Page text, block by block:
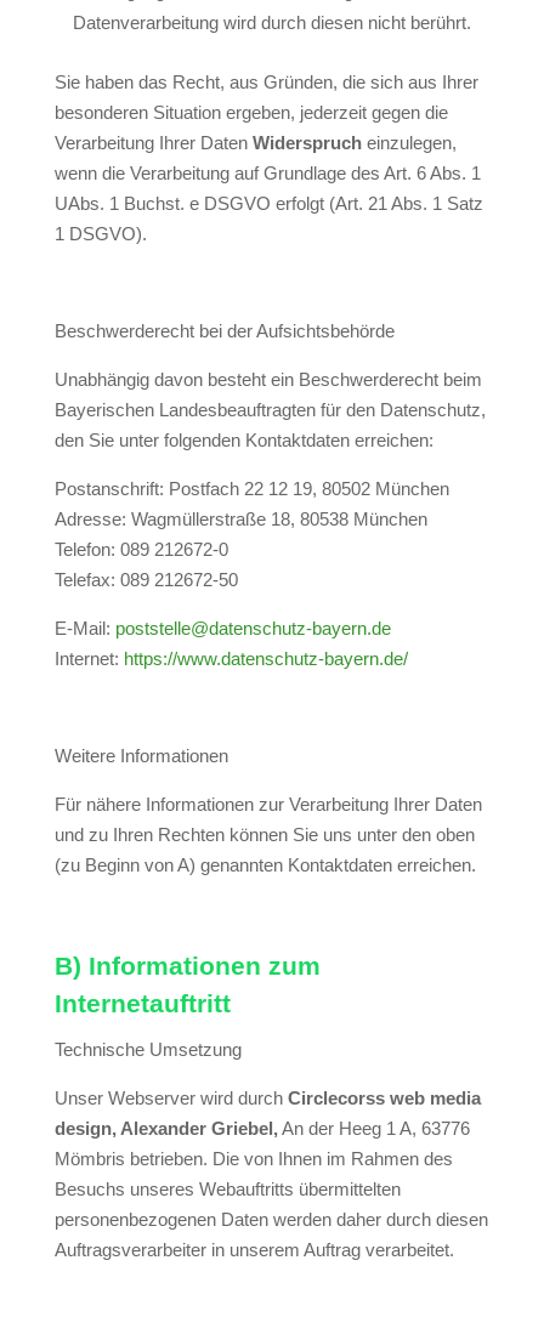
Datenverarbeitung wird durch diesen nicht berührt.
Sie haben das Recht, aus Gründen, die sich aus Ihrer
besonderen Situation ergeben, jederzeit gegen die
Verarbeitung Ihrer Daten Widersprucheinzulegen,
wenn die Verarbeitung auf Grundlage des Art. 6 Abs. 1
UAbs. 1 Buchst. e DSGVO erfolgt (Art. 21 Abs. 1 Satz
1 DSGVO).
Beschwerderecht bei der Aufsichtsbehörde
Unabhängig davon besteht ein Beschwerderecht beim
Bayerischen Landesbeauftragten für den Datenschutz,
den Sie unter folgenden Kontaktdaten erreichen:
Postanschrift: Postfach 22 12 19, 80502 München
Adresse: Wagmüllerstraße 18, 80538 München
Telefon: 089 212672-0
Telefax: 089 212672-50
E-Mail: poststelle@datenschutz-bayern.de
Internet: https://www.datenschutz-bayern.de/
Weitere Informationen
Für nähere Informationen zur Verarbeitung Ihrer Daten
und zu Ihren Rechten können Sie uns unter den oben
(zu Beginn von A) genannten Kontaktdaten erreichen.
B) Informationen zum
Internetauftritt
Technische Umsetzung
Unser Webserver wird durch Circlecorss web media
design, Alexander Griebel,An der Heeg 1 A, 63776
Mömbris betrieben. Die von Ihnen im Rahmen des
Besuchs unseres Webauftritts übermittelten
personenbezogenen Daten werden daher durch diesen
Auftragsverarbeiter in unserem Auftrag verarbeitet.